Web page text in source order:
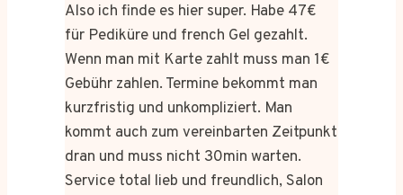
Also ich finde es hier super. Habe 47€
für Pediküre und french Gel gezahlt.
Wenn man mit Karte zahlt muss man 1€
Gebühr zahlen. Termine bekommt man
kurzfristig und unkompliziert. Man
kommt auch zum vereinbarten Zeitpunkt
dran und muss nicht 30min warten.
Service total lieb und freundlich, Salon